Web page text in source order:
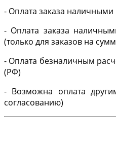
- Оплата заказа
- Оплата заказа
(только для заказов на
- Оплата безналичным
(РФ)
- Возможна оплата
согласованию)